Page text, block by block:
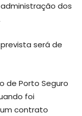
dos
será de
de Porto Seguro
foi
contrato